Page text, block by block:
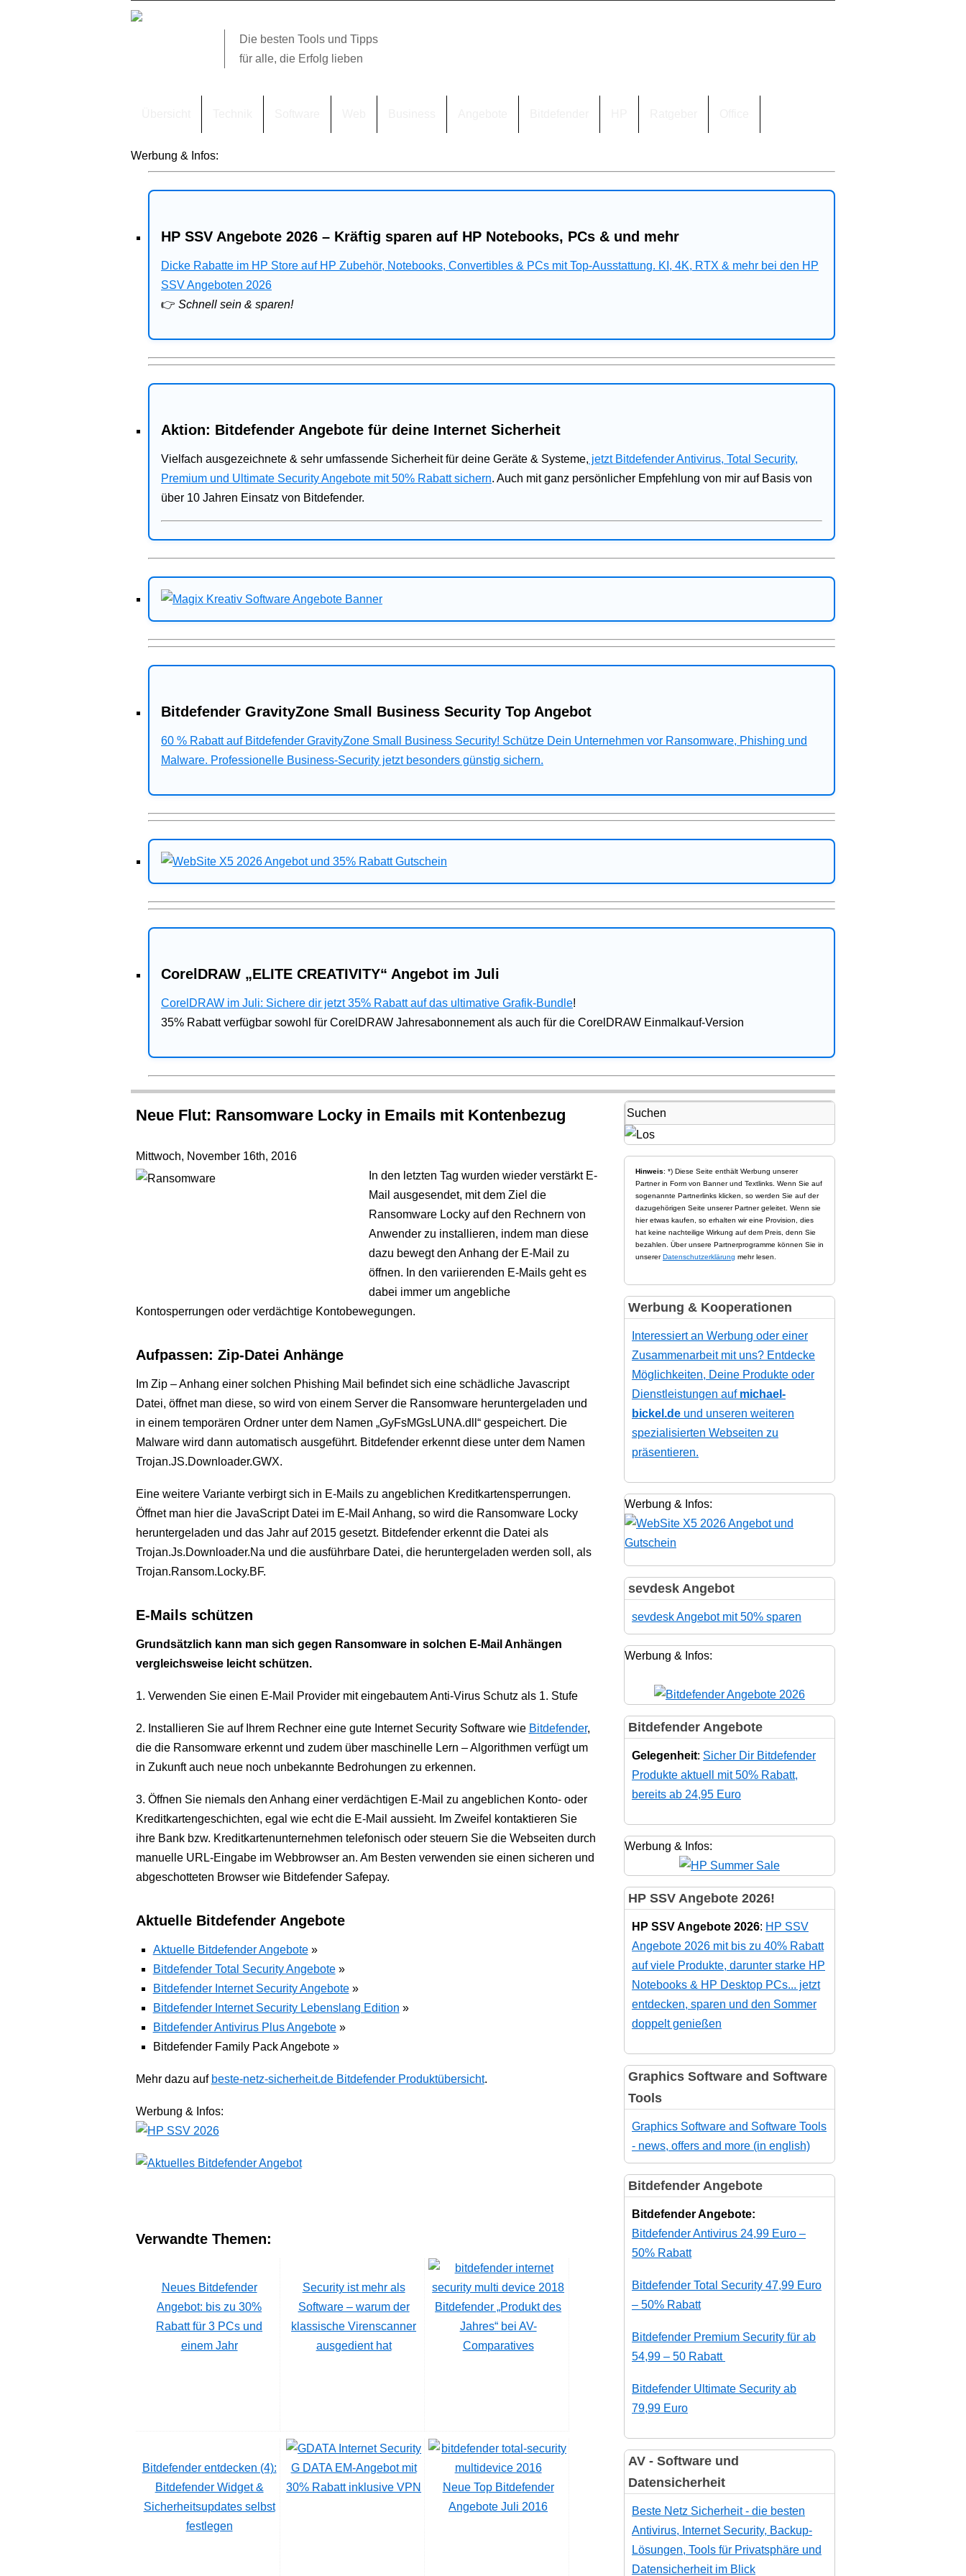
Die besten Tools und Tipps
für alle, die Erfolg lieben
Werbung & Infos:
HP SSV Angebote 2026 – Kräftig sparen auf HP Notebooks, PCs & und mehr
Dicke Rabatte im HP Store auf HP Zubehör, Notebooks, Convertibles & PCs mit Top-Ausstattung. KI, 4K, RTX & mehr bei den HP
SSV Angeboten 2026
👉 Schnell sein & sparen!
Aktion: Bitdefender Angebote für deine Internet Sicherheit
Vielfach ausgezeichnete & sehr umfassende Sicherheit für deine Geräte & Systeme, jetzt Bitdefender Antivirus, Total Security,
Premium und Ultimate Security Angebote mit 50% Rabatt sichern. Auch mit ganz persönlicher Empfehlung von mir auf Basis von
über 10 Jahren Einsatz von Bitdefender.
Bitdefender GravityZone Small Business Security Top Angebot
60 % Rabatt auf Bitdefender GravityZone Small Business Security! Schütze Dein Unternehmen vor Ransomware, Phishing und
Malware. Professionelle Business-Security jetzt besonders günstig sichern.
CorelDRAW „ELITE CREATIVITY“ Angebot im Juli
CorelDRAW im Juli: Sichere dir jetzt 35% Rabatt auf das ultimative Grafik-Bundle!
35% Rabatt verfügbar sowohl für CorelDRAW Jahresabonnement als auch für die CorelDRAW Einmalkauf-Version
Neue Flut: Ransomware Locky in Emails mit Kontenbezug
Mittwoch, November 16th, 2016
In den letzten Tag wurden wieder verstärkt E-
Mail ausgesendet, mit dem Ziel die
Ransomware Locky auf den Rechnern von
Anwender zu installieren, indem man diese
dazu bewegt den Anhang der E-Mail zu
öffnen. In den variierenden E-Mails geht es
dabei immer um angebliche
Kontosperrungen oder verdächtige Kontobewegungen.
Aufpassen: Zip-Datei Anhänge
Im Zip – Anhang einer solchen Phishing Mail befindet sich eine schädliche Javascript
Datei, öffnet man diese, so wird von einem Server die Ransomware heruntergeladen und
in einem temporären Ordner unter dem Namen „GyFsMGsLUNA.dll“ gespeichert. Die
Malware wird dann automatisch ausgeführt. Bitdefender erkennt diese unter dem Namen
Trojan.JS.Downloader.GWX.
Eine weitere Variante verbirgt sich in E-Mails zu angeblichen Kreditkartensperrungen.
Öffnet man hier die JavaScript Datei im E-Mail Anhang, so wird die Ransomware Locky
heruntergeladen und das Jahr auf 2015 gesetzt. Bitdefender erkennt die Datei als
Trojan.Js.Downloader.Na und die ausführbare Datei, die heruntergeladen werden soll, als
Trojan.Ransom.Locky.BF.
E-Mails schützen
Grundsätzlich kann man sich gegen Ransomware in solchen E-Mail Anhängen
vergleichsweise leicht schützen.
1. Verwenden Sie einen E-Mail Provider mit eingebautem Anti-Virus Schutz als 1. Stufe
2. Installieren Sie auf Ihrem Rechner eine gute Internet Security Software wie Bitdefender,
die die Ransomware erkennt und zudem über maschinelle Lern – Algorithmen verfügt um
in Zukunft auch neue noch unbekannte Bedrohungen zu erkennen.
3. Öffnen Sie niemals den Anhang einer verdächtigen E-Mail zu angeblichen Konto- oder
Kreditkartengeschichten, egal wie echt die E-Mail aussieht. Im Zweifel kontaktieren Sie
ihre Bank bzw. Kreditkartenunternehmen telefonisch oder steuern Sie die Webseiten durch
manuelle URL-Eingabe im Webbrowser an. Am Besten verwenden sie einen sicheren und
abgeschotteten Browser wie Bitdefender Safepay.
Aktuelle Bitdefender Angebote
Aktuelle Bitdefender Angebote»
Bitdefender Total Security Angebote»
Bitdefender Internet Security Angebote»
Bitdefender Internet Security Lebenslang Edition »
Bitdefender Antivirus Plus Angebote»
Bitdefender Family Pack Angebote »
Mehr dazu auf beste-netz-sicherheit.de Bitdefender Produktübersicht.
Werbung & Infos:
Verwandte Themen:
Neues Bitdefender
Angebot: bis zu 30%
Rabatt für 3 PCs und
einem Jahr
Security ist mehr als
Software – warum der
klassische Virenscanner
ausgedient hat
Bitdefender „Produkt des
Jahres“ bei AV-
Comparatives
Bitdefender entdecken (4):
Bitdefender Widget &
Sicherheitsupdates selbst
festlegen
G DATA EM-Angebot mit
30% Rabatt inklusive VPN
Neue Top Bitdefender
Angebote Juli 2016
Hinweis: *) Diese Seite enthält Werbung unserer
Partner in Form von Banner und Textlinks. Wenn Sie auf
sogenannte Partnerlinks klicken, so werden Sie auf der
dazugehörigen Seite unserer Partner geleitet. Wenn sie
hier etwas kaufen, so erhalten wir eine Provision, dies
hat keine nachteilige Wirkung auf dem Preis, denn Sie
bezahlen. Über unsere Partnerprogramme können Sie in
unsererDatenschutzerklärung mehr lesen.
Werbung & Kooperationen
Interessiert an Werbung oder einer
Zusammenarbeit mit uns? Entdecke
Möglichkeiten, Deine Produkte oder
Dienstleistungen auf michael-
bickel.de und unseren weiteren
spezialisierten Webseiten zu
präsentieren.
Werbung & Infos:
sevdesk Angebot
sevdesk Angebot mit 50% sparen
Werbung & Infos:
Bitdefender Angebote
Gelegenheit: Sicher Dir Bitdefender
Produkte aktuell mit 50% Rabatt,
bereits ab 24,95 Euro
Werbung & Infos:
HP SSV Angebote 2026!
HP SSV Angebote 2026: HP SSV
Angebote 2026 mit bis zu 40% Rabatt
auf viele Produkte, darunter starke HP
Notebooks & HP Desktop PCs... jetzt
entdecken, sparen und den Sommer
doppelt genießen
Graphics Software and Software
Tools
Graphics Software and Software Tools
- news, offers and more (in english)
Bitdefender Angebote
Bitdefender Angebote:
Bitdefender Antivirus 24,99 Euro –
50% Rabatt
Bitdefender Total Security 47,99 Euro
– 50% Rabatt
Bitdefender Premium Security für ab
54,99 – 50 Rabatt
Bitdefender Ultimate Security ab
79,99 Euro
AV - Software und
Datensicherheit
Beste Netz Sicherheit - die besten
Antivirus, Internet Security, Backup-
Lösungen, Tools für Privatsphäre und
Datensicherheit im Blick